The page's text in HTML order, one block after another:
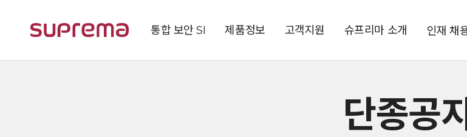
통합 보안 SI 제품정보 고객지원 슈프리마 소개 인재 채
단종공지